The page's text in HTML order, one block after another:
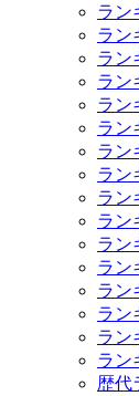
ラン
ラン
ラン
ラン
ラン
ラン
ラン
ラン
ラン
ラン
ラン
ラン
ラン
ラン
ラン
ラン
歴代